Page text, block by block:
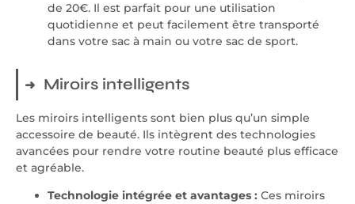
de 20€. Il est parfait pour une utilisation
quotidienne et peut facilement être transporté
dans votre sac à main ou votre sac de sport.
Miroirs intelligents
Les miroirs intelligents sont bien plus qu’un simple
accessoire de beauté. Ils intègrent des technologies
avancées pour rendre votre routine beauté plus efficace
et agréable.
Technologie intégrée et avantages : Ces miroirs